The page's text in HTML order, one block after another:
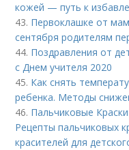
кожей — путь к
43. Первоклашке от
сентября родителям
44. Поздравления от
с Днем учителя 2020
45. Как снять
ребенка. Методы
46. Пальчиковые
Рецепты пальчиковых
красителей для